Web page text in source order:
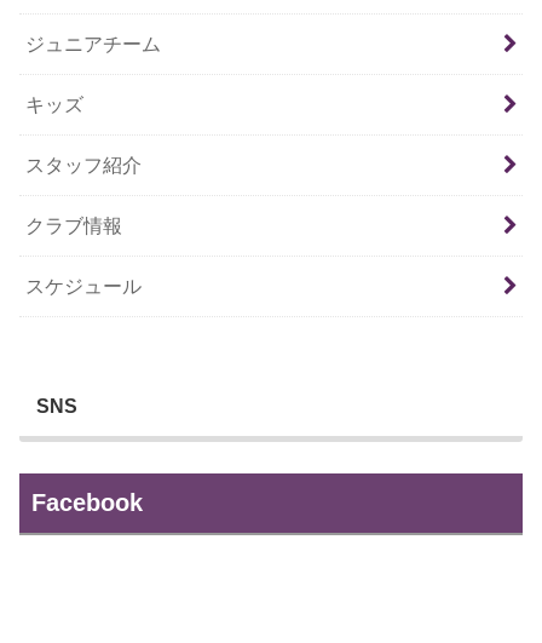
ジュニアチーム
キッズ
スタッフ紹介
クラブ情報
スケジュール
SNS
Facebook